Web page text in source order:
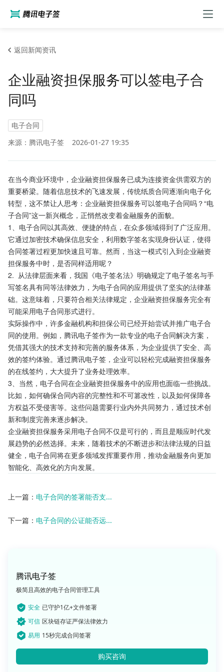
返回新闻资讯
企业融资担保服务可以签电子合
同吗
电子合同
来源：腾讯电子签
2026-01-27 19:35
在当今商业环境中，企业融资担保服务已成为连接资金供需双方的
重要桥梁。随着信息技术的飞速发展，传统纸质合同逐渐向电子化
转型，这不禁让人思考：企业融资担保服务可以签电子合同吗？“电
子合同”这一新兴概念，正悄然改变着金融服务的面貌。
1、电子合同以其高效、便捷的特点，在众多领域得到了广泛应用。
它通过加密技术确保信息安全，利用数字签名实现身份认证，使得
合同签署过程更加快速且可靠。然而，当这一模式引入到企业融资
担保服务中时，是否同样适用呢？
2.  从法律层面来看，我国《电子签名法》明确规定了电子签名与手
写签名具有同等法律效力，为电子合同的应用提供了坚实的法律基
础。这意味着，只要符合相关法律规定，企业融资担保服务完全有
可能采用电子合同形式进行。
实际操作中，许多金融机构和担保公司已经开始尝试并推广电子合
同的使用。例如，腾讯电子签作为一款专业的电子合同解决方案，
凭借其强大的技术支持和完善的服务体系，为企业提供了安全、高
效的签约体验。通过腾讯电子签，企业可以轻松完成融资担保服务
的在线签约，大大提升了业务处理效率。
3、当然，电子合同在企业融资担保服务中的应用也面临一些挑战。
比如，如何确保合同内容的完整性和不可篡改性，以及如何保障各
方权益不受侵害等。这些问题需要行业内外共同努力，通过技术创
新和制度完善来逐步解决。
企业融资担保服务采用电子合同不仅是可行的，而且是顺应时代发
展趋势的必然选择。未来，随着技术的不断进步和法律法规的日益
健全，电子合同将在更多领域发挥重要作用，推动金融服务向更加
智能化、高效化的方向发展。
上一篇： 电子合同的签署能否支...
下一篇： 电子合同的公证能否远...
腾讯电子签
极简且高效的电子合同管理工具
安全 已守护1亿+文件签署
可信 区块链存证严保法律效力
易用 15秒完成合同签署
购买咨询